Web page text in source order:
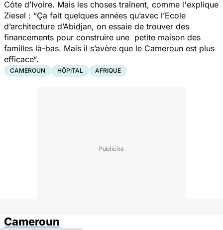
Côte d’Ivoire. Mais les choses traînent, comme l'explique
Ziesel : “Ça fait quelques années qu’avec l’Ecole
d’architecture d’Abidjan, on essaie de trouver des
financements pour construire une petite maison des
familles là-bas. Mais il s’avère que le Cameroun est plus
efficace“.
CAMEROUN HÔPITAL AFRIQUE
Cameroun